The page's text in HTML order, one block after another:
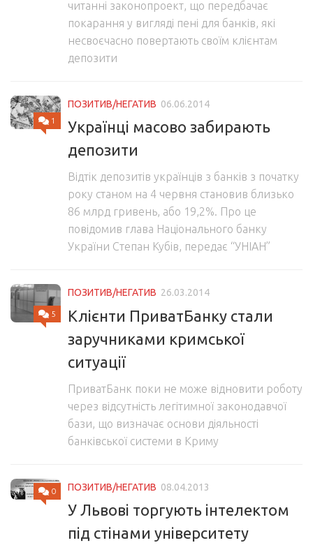
читанні законопроект, що передбачає
покарання у вигляді пені для банків, які
несвоєчасно повертають своїм клієнтам
депозити
1
ПОЗИТИВ/НЕГАТИВ 06.06.2014
Українці масово забирають
депозити
Відтік депозитів українців з банків з початку
року станом на 4 червня становив близько
86 млрд гривень, або 19,2%. Про це
повідомив глава Національного банку
України Степан Кубів, передає “УНІАН”
5
ПОЗИТИВ/НЕГАТИВ 26.03.2014
Клієнти ПриватБанку стали
заручниками кримської
ситуації
ПриватБанк поки не може відновити роботу
через відсутність легітимної законодавчої
бази, що визначає основи діяльності
банківської системи в Криму
0 ПОЗИТИВ/НЕГАТИВ 08.04.2013
У Львові торгують інтелектом
під стінами університету